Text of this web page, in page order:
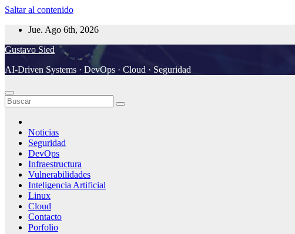
Saltar al contenido
Jue. Ago 6th, 2026
Gustavo Sied
AI-Driven Systems · DevOps · Cloud · Seguridad
Noticias
Seguridad
DevOps
Infraestructura
Vulnerabilidades
Inteligencia Artificial
Linux
Cloud
Contacto
Porfolio